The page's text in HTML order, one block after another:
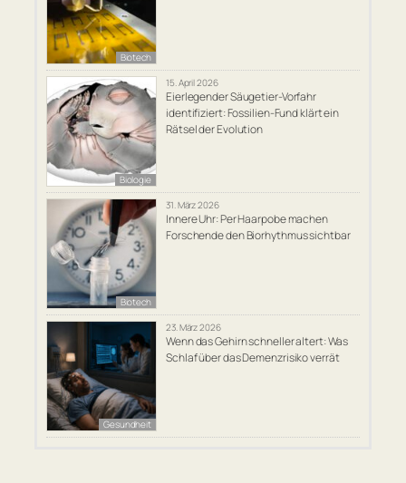
Biotech
Biologie
15. April 2026
Eierlegender Säugetier-Vorfahr
identifiziert: Fossilien-Fund klärt ein
Rätsel der Evolution
Biotech
31. März 2026
Innere Uhr: Per Haarpobe machen
Forschende den Biorhythmus sichtbar
Gesundheit
23. März 2026
Wenn das Gehirn schneller altert: Was
Schlaf über das Demenzrisiko verrät